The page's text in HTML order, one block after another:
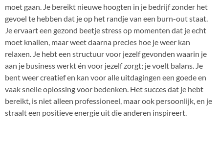
moet gaan. Je bereikt nieuwe hoogten in je bedrijf zonder het
gevoel te hebben dat je op het randje van een burn-out staat.
Je ervaart een gezond beetje stress op momenten dat je echt
moet knallen, maar weet daarna precies hoe je weer kan
relaxen. Je hebt een structuur voor jezelf gevonden waarin je
aan je business werkt én voor jezelf zorgt; je voelt balans. Je
bent weer creatief en kan voor alle uitdagingen een goede en
vaak snelle oplossing voor bedenken. Het succes dat je hebt
bereikt, is niet alleen professioneel, maar ook persoonlijk, en je
straalt een positieve energie uit die anderen inspireert.